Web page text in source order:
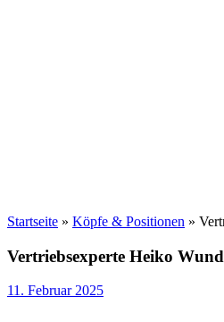
Startseite » Köpfe & Positionen »
Vertriebsexperte Heiko
11. Februar 2025